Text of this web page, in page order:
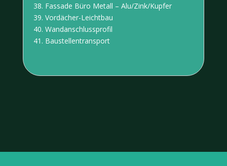
38. Fassade Büro Metall – Alu/Zink/Kupfer
39. Vordächer-Leichtbau
40. Wandanschlussprofil
41. Baustellentransport